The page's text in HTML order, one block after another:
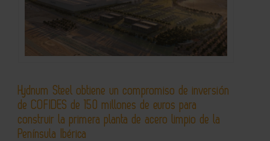
Hydnum Steel obtiene un compromiso de inversión
de COFIDES de 150 millones de euros para
construir la primera planta de acero limpio de la
Península Ibérica